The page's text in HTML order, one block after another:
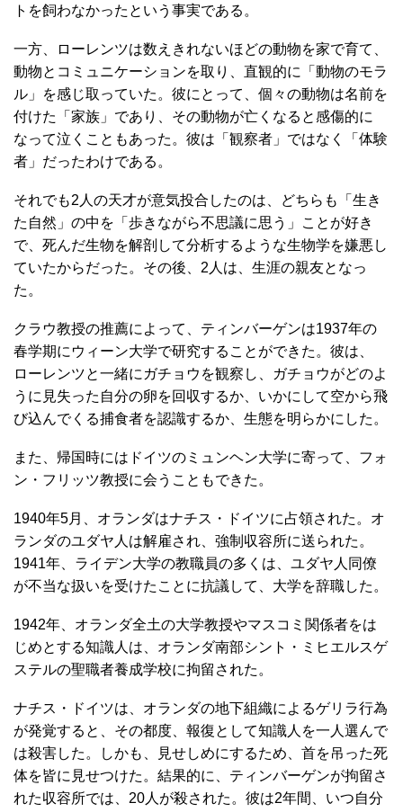
トを飼わなかったという事実である。
一方、ローレンツは数えきれないほどの動物を家で育て、
動物とコミュニケーションを取り、直観的に「動物のモラ
ル」を感じ取っていた。彼にとって、個々の動物は名前を
付けた「家族」であり、その動物が亡くなると感傷的に
なって泣くこともあった。彼は「観察者」ではなく「体験
者」だったわけである。
それでも2人の天才が意気投合したのは、どちらも「生き
た自然」の中を「歩きながら不思議に思う」ことが好き
で、死んだ生物を解剖して分析するような生物学を嫌悪し
ていたからだった。その後、2人は、生涯の親友となっ
た。
クラウ教授の推薦によって、ティンバーゲンは1937年の
春学期にウィーン大学で研究することができた。彼は、
ローレンツと一緒にガチョウを観察し、ガチョウがどのよ
うに見失った自分の卵を回収するか、いかにして空から飛
び込んでくる捕食者を認識するか、生態を明らかにした。
また、帰国時にはドイツのミュンヘン大学に寄って、フォ
ン・フリッツ教授に会うこともできた。
1940年5月、オランダはナチス・ドイツに占領された。オ
ランダのユダヤ人は解雇され、強制収容所に送られた。
1941年、ライデン大学の教職員の多くは、ユダヤ人同僚
が不当な扱いを受けたことに抗議して、大学を辞職した。
1942年、オランダ全土の大学教授やマスコミ関係者をは
じめとする知識人は、オランダ南部シント・ミヒエルスゲ
ステルの聖職者養成学校に拘留された。
ナチス・ドイツは、オランダの地下組織によるゲリラ行為
が発覚すると、その都度、報復として知識人を一人選んで
は殺害した。しかも、見せしめにするため、首を吊った死
体を皆に見せつけた。結果的に、ティンバーゲンが拘留さ
れた収容所では、20人が殺された。彼は2年間、いつ自分